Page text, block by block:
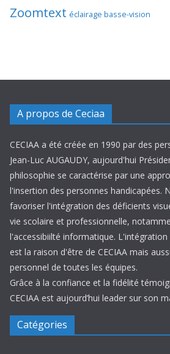
Zoomtext éclairage basse-vision
A propos de Ceciaa
CECIAA a été créée en 1990 par des
Jean-Luc AUGAUDY, aujourd'hui
philosophie se caractérise par une
l'insertion des personnes handicapées.
favoriser l'intégration des déficients
vie scolaire et professionnelle,
l'accessibiilté informatique. L'intégration
est la raison d'être de CECIAA mais
personnel de toutes les équipes.
Grâce à la confiance et la fidélité
CECIAA est aujourd’hui leader sur son
Catégories